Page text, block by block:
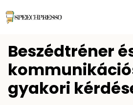
Beszédtréner
gyakori